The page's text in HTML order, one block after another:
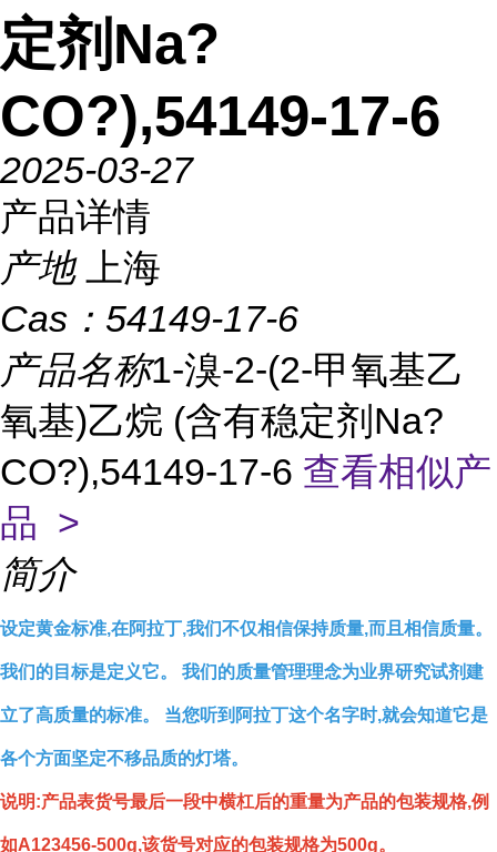
定剂Na?
CO?),54149-17-6
2025-03-27
产品详情
产地
上海
Cas： 54149-17-6
产品名称1-溴-2-(2-甲氧基乙
氧基)乙烷 (含有稳定剂Na?
CO?),54149-17-6 查看相似产
品 >
简介
设定黄金标准,在阿拉丁,我们不仅相信保持质量,而且相信质量。
我们的目标是定义它。 我们的质量管理理念为业界研究试剂建
立了高质量的标准。 当您听到阿拉丁这个名字时,就会知道它是
各个方面坚定不移品质的灯塔。
说明:产品表货号最后一段中横杠后的重量为产品的包装规格,例
如A123456-500g,该货号对应的包装规格为500g。